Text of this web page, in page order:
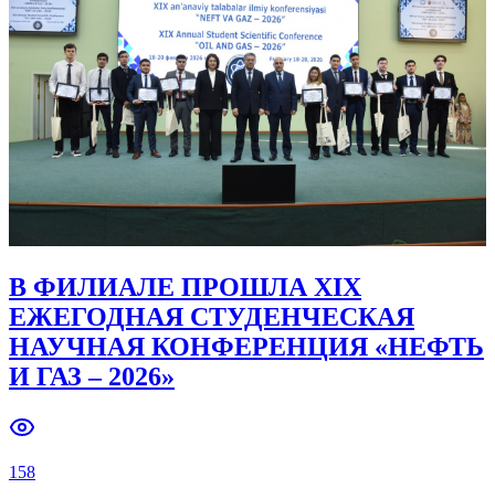
В ФИЛИАЛЕ ПРОШЛА XIX
ЕЖЕГОДНАЯ СТУДЕНЧЕСКАЯ
НАУЧНАЯ КОНФЕРЕНЦИЯ «НЕФТЬ
И ГАЗ – 2026»
158